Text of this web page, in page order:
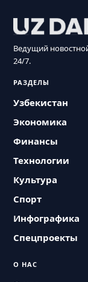
Ведущий
24/7.
РАЗДЕЛЫ
Узбекистан
Экономика
Финансы
Технологии
Культура
Спорт
Инфографика
Спецпроекты
О НАС